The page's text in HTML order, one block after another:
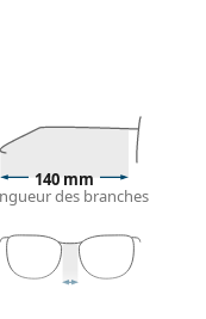
virtuel de
de teint et des
foncé.
sont un choix
est fabriquée en
140 mm
des branches